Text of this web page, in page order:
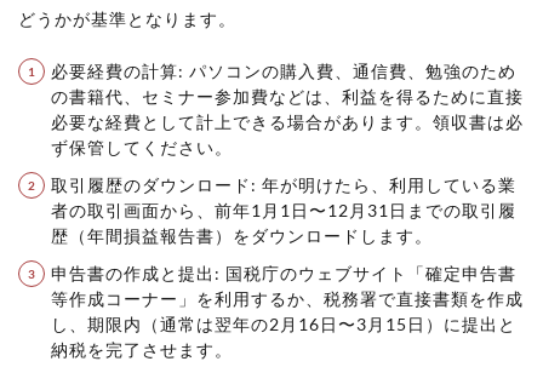
どうかが基準となります。
必要経費の計算: パソコンの購入費、通信費、勉強のため
の書籍代、セミナー参加費などは、利益を得るために直接
必要な経費として計上できる場合があります。領収書は必
ず保管してください。
取引履歴のダウンロード: 年が明けたら、利用している業
者の取引画面から、前年1月1日〜12月31日までの取引履
歴（年間損益報告書）をダウンロードします。
申告書の作成と提出: 国税庁のウェブサイト「確定申告書
等作成コーナー」を利用するか、税務署で直接書類を作成
し、期限内（通常は翌年の2月16日〜3月15日）に提出と
納税を完了させます。